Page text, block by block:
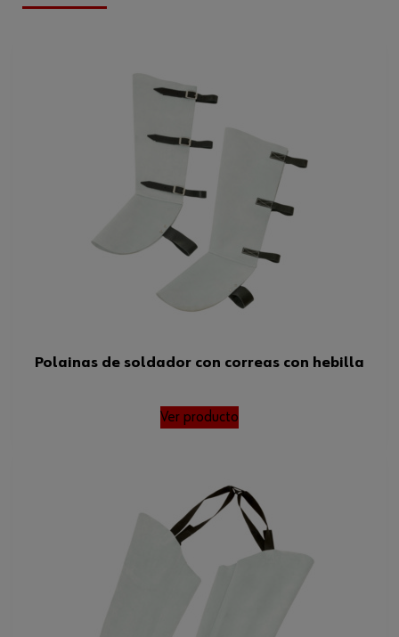
Tamaño
600.000 g
1161111612
1149-5
Polainas de soldador con correas con hebilla
Ver producto